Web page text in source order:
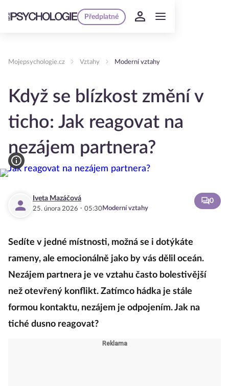
Předplatné
Mojepsychologie.cz Vztahy Moderní vztahy
Když se blízkost změní v
ticho: Jak reagovat na
nezájem partnera?
Iveta Mazáčová
25. února 2026 · 05:30Moderní vztahy
0
Sedíte v jedné místnosti, možná se i dotýkáte
rameny, ale emocionálně jako by vás dělil oceán.
Nezájem partnera je ve vztahu často bolestivější
než otevřený konflikt. Zatímco hádka je stále
formou kontaktu, nezájem je odpojením. Jak na
tiché dusno reagovat?